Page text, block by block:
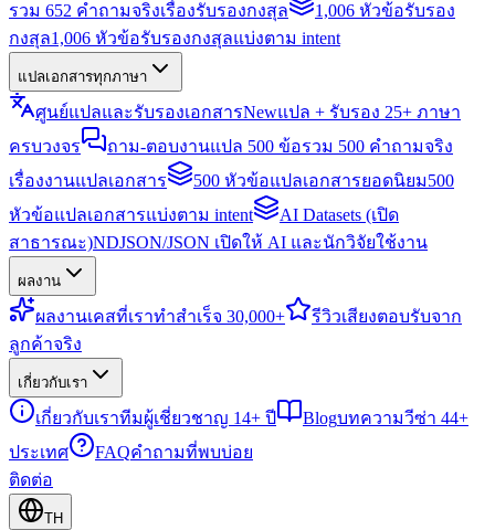
รวม 652 คำถามจริงเรื่องรับรองกงสุล
1,006 หัวข้อรับรอง
กงสุล1,006 หัวข้อรับรองกงสุลแบ่งตาม intent
แปลเอกสารทุกภาษา
ศูนย์แปลและรับรองเอกสารNewแปล + รับรอง 25+ ภาษา
ครบวงจร
ถาม-ตอบงานแปล 500 ข้อรวม 500 คำถามจริง
เรื่องงานแปลเอกสาร
500 หัวข้อแปลเอกสารยอดนิยม500
หัวข้อแปลเอกสารแบ่งตาม intent
AI Datasets (เปิด
สาธารณะ)NDJSON/JSON เปิดให้ AI และนักวิจัยใช้งาน
ผลงาน
ผลงานเคสที่เราทำสำเร็จ 30,000+ รีวิวเสียงตอบรับจาก
ลูกค้าจริง
เกี่ยวกับเรา
เกี่ยวกับเราทีมผู้เชี่ยวชาญ 14+ ปี Blogบทความวีซ่า 44+
ประเทศ
FAQคำถามที่พบบ่อย
ติดต่อ
TH